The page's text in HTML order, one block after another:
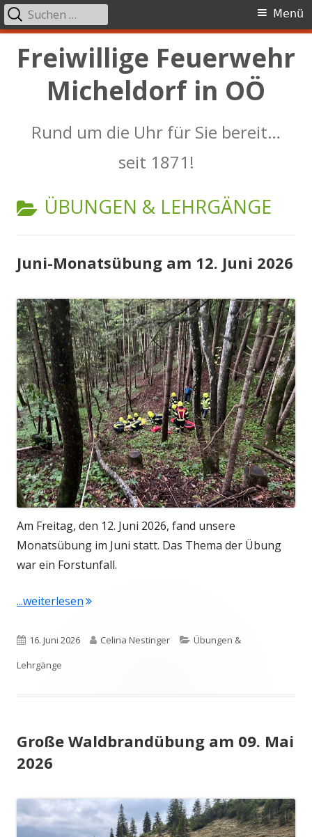
Freiwillige Feuerwehr
Micheldorf in OÖ
Rund um die Uhr für Sie bereit…
seit 1871!
Primäres
Menü
Menü
Suchen
nach:
KATEGORIE:
ÜBUNGEN & LEHRGÄNGE
Juni-Monatsübung am 12. Juni 2026
Am Freitag, den 12. Juni 2026, fand unsere
Monatsübung im Juni statt. Das Thema der Übung
war ein Forstunfall.
...weiterlesen"Juni-Monatsübung am 12. Juni 2026"
Veröffentlicht
am
16. Juni 2026 Autor
Celina Nestinger Kategorien
Übungen &
Lehrgänge
Große Waldbrandübung am 09. Mai
2026